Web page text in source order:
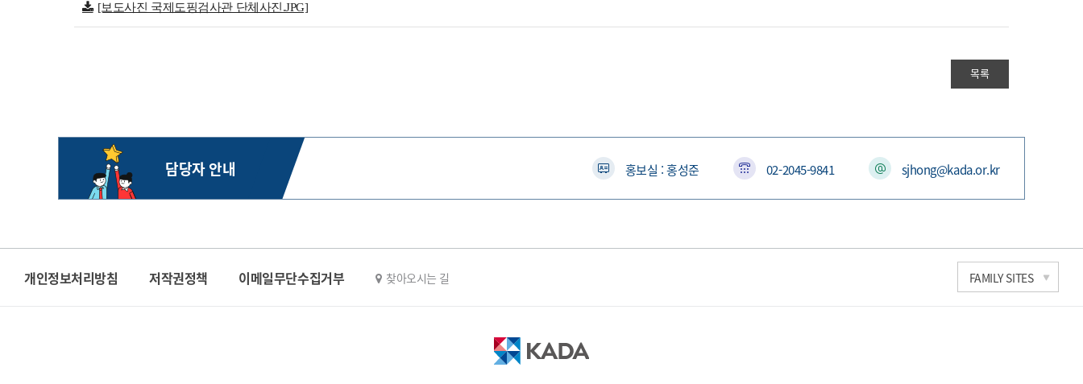
[보도사진 국제도핑검사관 단체사진.JPG]
목록
담당자 안내 홍보실 : 홍성준 02-2045-9841 sjhong@kada.or.kr
개인정보처리방침 저작권정책 이메일무단수집거부 찾아오시는 길 FAMILY SITES
한국과학기술연구원